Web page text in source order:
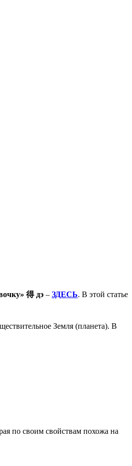
得 дэ – ЗДЕСЬ. В этой статье
Земля (планета). В
по своим свойствам похожа на